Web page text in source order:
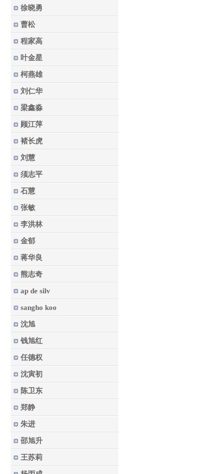
徐晓勇
曹松
程家高
叶金星
柯燕雄
刘仁华
梁鑫淼
顾江萍
褚长虎
刘慧
须志平
石慧
张敏
李洪林
金郁
蒋华良
熊志奇
ap de silv
sangho koo
沈旭
钱旭红
任德权
沈寅初
陈卫东
郑静
朱进
邵旭升
王苏莉